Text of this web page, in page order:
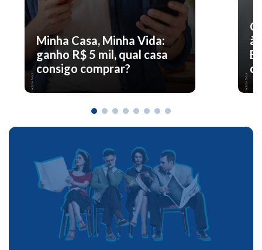
Minha Casa, Minha Vida:
ganho R$ 5 mil, qual casa
consigo comprar?
O
à